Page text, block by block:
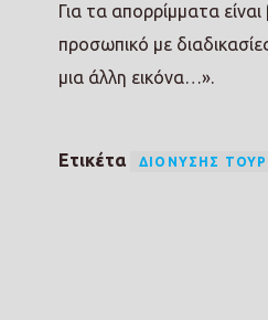
Για τα απορρίμματα
προσωπικό με
μια άλλη εικόνα…».
Ετικέτα ΔΙΟΝΎΣΗΣ